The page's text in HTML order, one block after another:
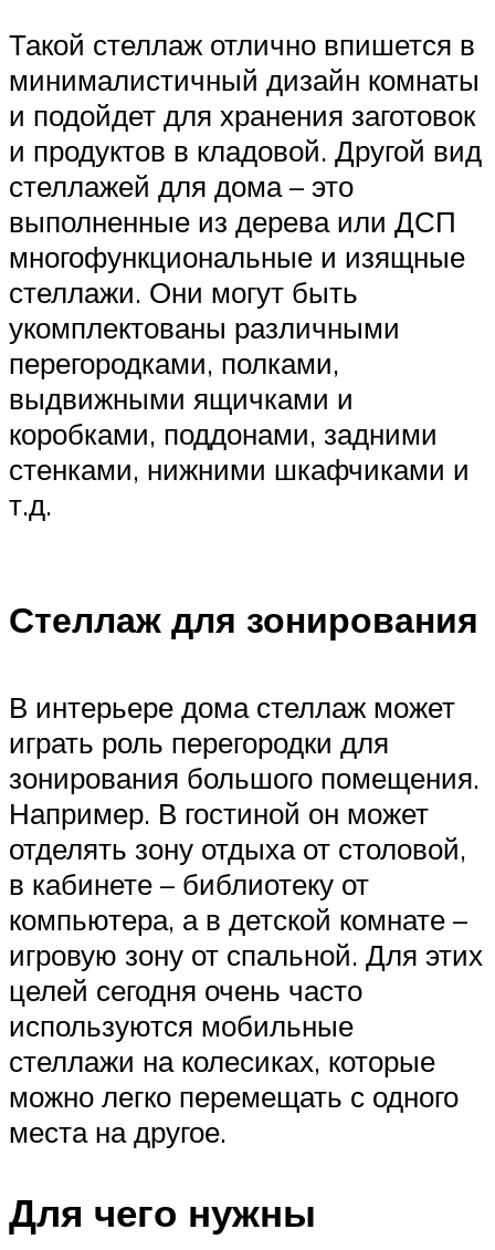
Такой стеллаж отлично впишется в
минималистичный дизайн комнаты
и подойдет для хранения заготовок
и продуктов в кладовой. Другой вид
стеллажей для дома – это
выполненные из дерева или ДСП
многофункциональные и изящные
стеллажи. Они могут быть
укомплектованы различными
перегородками, полками,
выдвижными ящичками и
коробками, поддонами, задними
стенками, нижними шкафчиками и
т.д.
Стеллаж для зонирования
В интерьере дома стеллаж может
играть роль перегородки для
зонирования большого помещения.
Например. В гостиной он может
отделять зону отдыха от столовой,
в кабинете – библиотеку от
компьютера, а в детской комнате –
игровую зону от спальной. Для этих
целей сегодня очень часто
используются мобильные
стеллажи на колесиках, которые
можно легко перемещать с одного
места на другое.
Для чего нужны